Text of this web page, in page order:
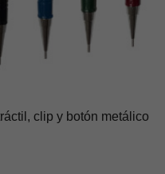
clip y botón metálico